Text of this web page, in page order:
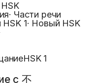
HSK
· Части речи
1· Новый HSK
HSK 1
с 不